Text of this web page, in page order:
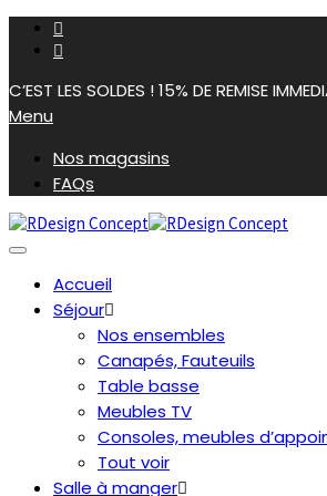
C’EST LES SOLDES ! 15% DE REMISE
Menu
Nos magasins
FAQs
Accueil
Séjour
Nos ensembles
Canapés, Fauteuils
Table basse
Meubles TV
Consoles, meubles
Tout voir
Salle à manger